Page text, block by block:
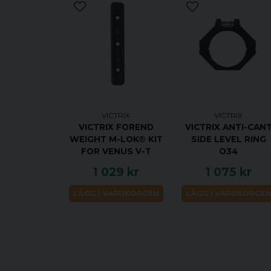
VICTRIX
VICTRIX FOREND
WEIGHT M-LOK® KIT
FOR VENUS V-T
1 029 kr
LÄGG I VARUKORGEN
VICTRIX
VICTRIX ANTI-CANT
SIDE LEVEL RING
O34
1 075 kr
LÄGG I VARUKORGEN